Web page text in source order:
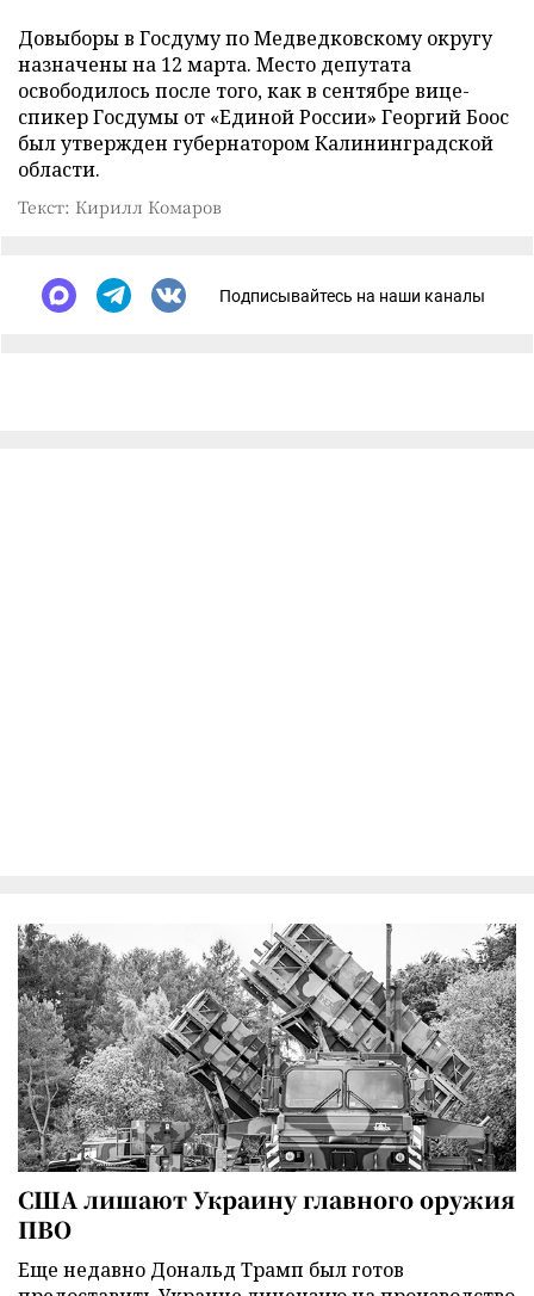
Довыборы в Госдуму по Медведковскому округу
назначены на 12 марта. Место депутата
освободилось после того, как в сентябре вице-
спикер Госдумы от «Единой России» Георгий Боос
был утвержден губернатором Калининградской
области.
Текст: Кирилл Комаров
Подписывайтесь на наши каналы
США лишают Украину главного оружия
ПВО
Еще недавно Дональд Трамп был готов